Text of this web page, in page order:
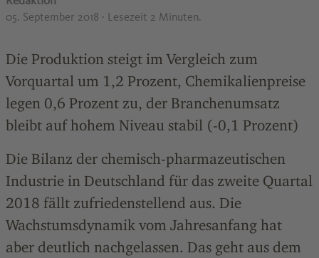
05. September 2018 · Lesezeit 2 Minuten.
Die Produktion steigt im Vergleich zum
Vorquartal um 1,2 Prozent, Chemikalienpreise
legen 0,6 Prozent zu, der Branchenumsatz
bleibt auf hohem Niveau stabil (-0,1 Prozent)
Die Bilanz der chemisch-pharmazeutischen
Industrie in Deutschland für das zweite Quartal
2018 fällt zufriedenstellend aus. Die
Wachstumsdynamik vom Jahresanfang hat
aber deutlich nachgelassen. Das geht aus dem